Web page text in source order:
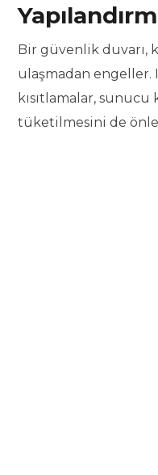
Bir güvenlik duvarı,
ulaşmadan engeller.
kısıtlamalar, sunucu
tüketilmesini de